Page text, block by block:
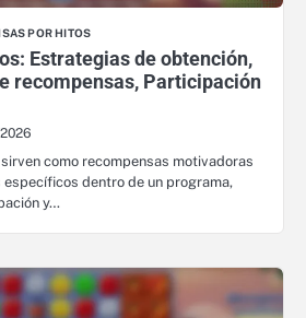
POR HITOS
Estrategias de obtención,
recompensas, Participación
como recompensas motivadoras
dentro de un programa,
y…